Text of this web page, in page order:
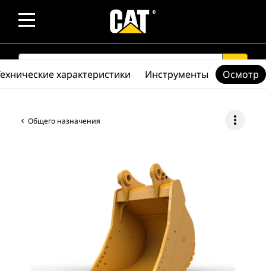
SEARCH search
Общего назначения more_vert
характеристики Инструменты Осмотр